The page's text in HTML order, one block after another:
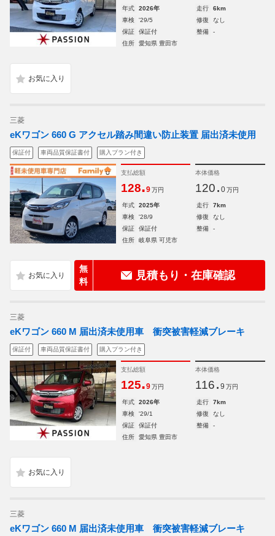
年式 2026年 走行
6km
車検
'29/5 修復
なし
保証
保証付 整備
-
住所
愛知県 豊田市
三菱
eKワゴン 660 G アクセル踏み間違い防止装置 届出済未使用
保証付 車両品質保証書付 購入プラン付き
支払総額
128.9 万円
本体価格
120. 0 万円
年式 2025年 走行
7km
車検
'28/9 修復
なし
保証
保証付 整備
-
住所
岐阜県 可児市
無
料
見積もり・在庫確認
三菱
eKワゴン 660 M 届出済未使用車 衝突被害軽減ブレーキ
保証付 車両品質保証書付 購入プラン付き
支払総額
125.9 万円
本体価格
116. 9 万円
年式 2026年 走行
7km
車検
'29/1 修復
なし
保証
保証付 整備
-
住所
愛知県 豊田市
三菱
eKワゴン 660 M 届出済未使用車 衝突被害軽減ブレーキ